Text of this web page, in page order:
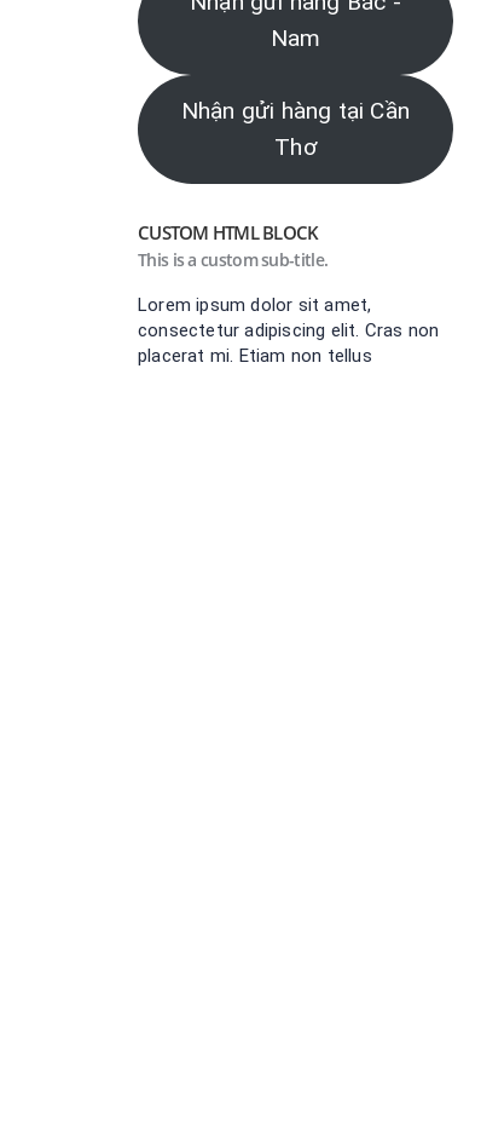
Nam
Nhận gửi hàng tại Cần
Thơ
CUSTOM HTML BLOCK
This is a custom sub-title.
Lorem ipsum dolor sit amet,
consectetur adipiscing elit. Cras non
placerat mi. Etiam non tellus